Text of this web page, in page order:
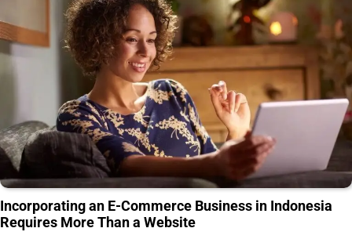
Incorporating an E-Commerce Business in Indonesia
Requires More Than a Website